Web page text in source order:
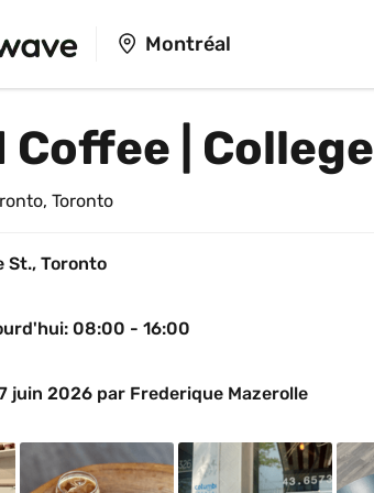
Montréal
Coffee | College
Toronto
St., Toronto
08:00 - 16:00
juin 2026 par Frederique Mazerolle